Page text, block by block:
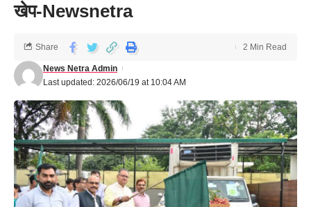
खेप-Newsnetra
Last updated: 2026/06/19 at 10:04 AM
News Netra Admin
Share 2 Min Read